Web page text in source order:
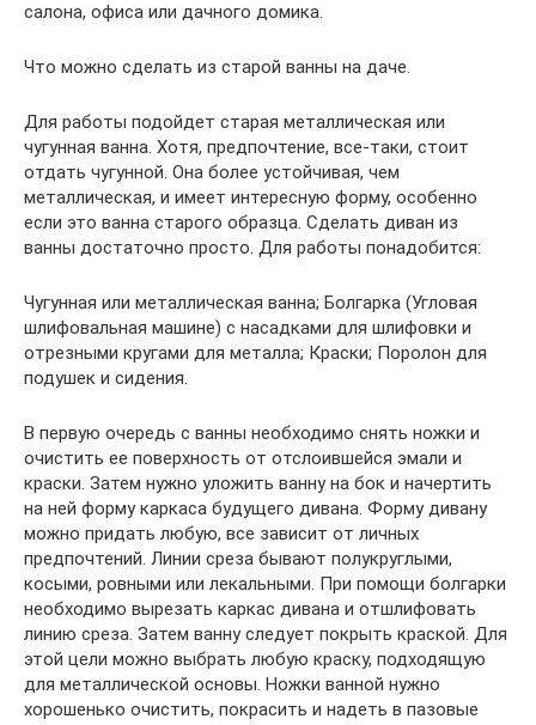
салона, офиса или дачного домика.
Что можно сделать из старой ванны на даче.
Для работы подойдет старая металлическая или
чугунная ванна. Хотя, предпочтение, все-таки, стоит
отдать чугунной. Она более устойчивая, чем
металлическая, и имеет интересную форму, особенно
если это ванна старого образца. Сделать диван из
ванны достаточно просто. Для работы понадобится:
Чугунная или металлическая ванна; Болгарка (Угловая
шлифовальная машине) с насадками для шлифовки и
отрезными кругами для металла; Краски; Поролон для
подушек и сидения.
В первую очередь с ванны необходимо снять ножки и
очистить ее поверхность от отслоившейся эмали и
краски. Затем нужно уложить ванну на бок и начертить
на ней форму каркаса будущего дивана. Форму дивану
можно придать любую, все зависит от личных
предпочтений. Линии среза бывают полукруглыми,
косыми, ровными или лекальными. При помощи болгарки
необходимо вырезать каркас дивана и отшлифовать
линию среза. Затем ванну следует покрыть краской. Для
этой цели можно выбрать любую краску, подходящую
для металлической основы. Ножки ванной нужно
хорошенько очистить, покрасить и надеть в пазовые